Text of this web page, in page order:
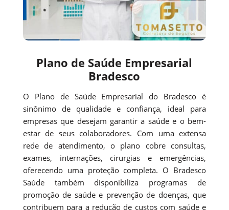
Plano de Saúde Empresarial
Bradesco
O Plano de Saúde Empresarial do Bradesco é
sinônimo de qualidade e confiança, ideal para
empresas que desejam garantir a saúde e o bem-
estar de seus colaboradores. Com uma extensa
rede de atendimento, o plano cobre consultas,
exames, internações, cirurgias e emergências,
oferecendo uma proteção completa. O Bradesco
Saúde também disponibiliza programas de
promoção de saúde e prevenção de doenças, que
contribuem para a redução de custos com saúde e